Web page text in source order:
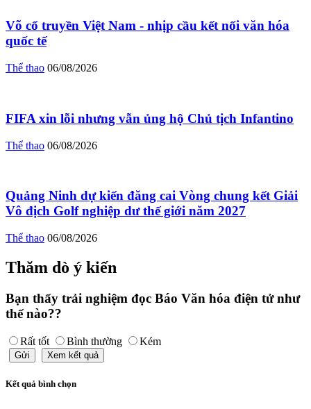
Võ cổ truyền Việt Nam - nhịp cầu kết nối văn hóa
quốc tế
Thể thao 06/08/2026
FIFA xin lỗi nhưng vẫn ủng hộ Chủ tịch Infantino
Thể thao 06/08/2026
Quảng Ninh dự kiến đăng cai Vòng chung kết Giải
Vô địch Golf nghiệp dư thế giới năm 2027
Thể thao 06/08/2026
Thăm dò ý kiến
Bạn thấy trải nghiệm đọc Báo Văn hóa điện tử như
thế nào??
Rất tốt Bình thường Kém
Gửi Xem kết quả
Kết quả bình chọn